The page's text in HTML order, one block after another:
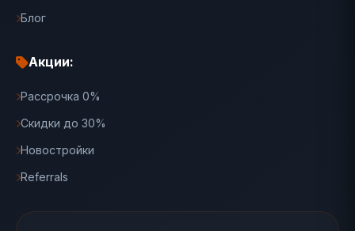
Блог
Акции:
Рассрочка 0%
Скидки до 30%
Новостройки
Referrals